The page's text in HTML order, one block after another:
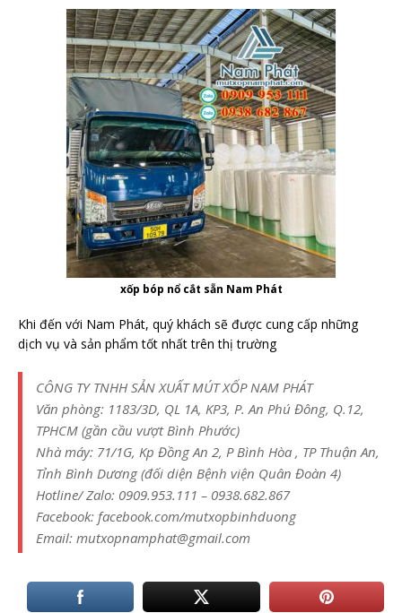
xốp bóp nổ cắt sẵn Nam Phát
Khi đến với Nam Phát, quý khách sẽ được cung cấp những
dịch vụ và sản phẩm tốt nhất trên thị trường
CÔNG TY TNHH SẢN XUẤT MÚT XỐP NAM PHÁT
Văn phòng: 1183/3D, QL 1A, KP3, P. An Phú Đông, Q.12,
TPHCM (gần cầu vượt Bình Phước)
Nhà máy: 71/1G, Kp Đồng An 2, P Bình Hòa , TP Thuận An,
Tỉnh Bình Dương (đối diện Bệnh viện Quân Đoàn 4)
Hotline/ Zalo: 0909.953.111 – 0938.682.867
Facebook: facebook.com/mutxopbinhduong
Email: mutxopnamphat@gmail.com